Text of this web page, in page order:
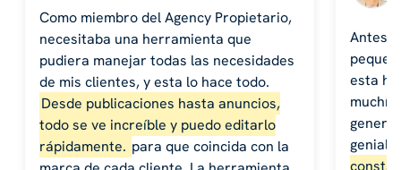
Como miembro del Agency Propietario,
necesitaba una herramienta que
pudiera manejar todas las necesidades
de mis clientes, y esta lo hace todo.
Desde publicaciones hasta anuncios,
todo se ve increíble y puedo editarlo
rápidamente. para que coincida con la
Antes,
esta
genera